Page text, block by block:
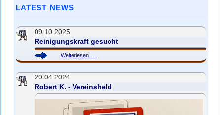
LATEST NEWS
09.10.2025
Reinigungskraft gesucht
Weiterlesen …
gesucht
29.04.2024
Robert K. - Vereinsheld